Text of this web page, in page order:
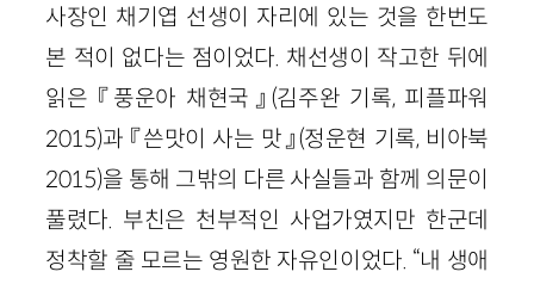
사장인 채기엽 선생이 자리에 있는 것을 한번도
본 적이 없다는 점이었다. 채선생이 작고한 뒤에
읽은 『풍운아 채현국』(김주완 기록, 피플파워
2015)과 『쓴맛이 사는 맛』(정운현 기록, 비아북
2015)을 통해 그밖의 다른 사실들과 함께 의문이
풀렸다. 부친은 천부적인 사업가였지만 한군데
정착할 줄 모르는 영원한 자유인이었다. “내 생애